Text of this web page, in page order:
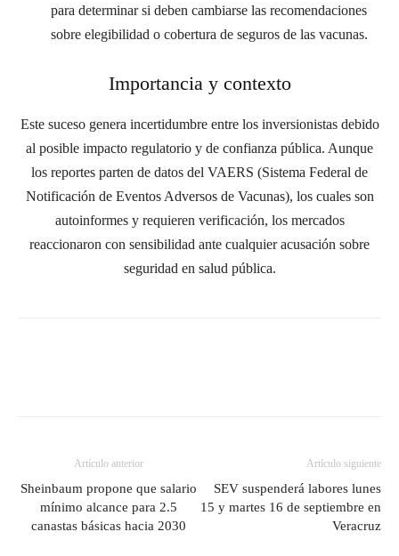
para determinar si deben cambiarse las recomendaciones
sobre elegibilidad o cobertura de seguros de las vacunas.
Importancia y contexto
Este suceso genera incertidumbre entre los inversionistas debido
al posible impacto regulatorio y de confianza pública. Aunque
los reportes parten de datos del VAERS (Sistema Federal de
Notificación de Eventos Adversos de Vacunas), los cuales son
autoinformes y requieren verificación, los mercados
reaccionaron con sensibilidad ante cualquier acusación sobre
seguridad en salud pública.
Artículo anterior
Sheinbaum propone que salario
mínimo alcance para 2.5
canastas básicas hacia 2030
Artículo siguiente
SEV suspenderá labores lunes
15 y martes 16 de septiembre en
Veracruz